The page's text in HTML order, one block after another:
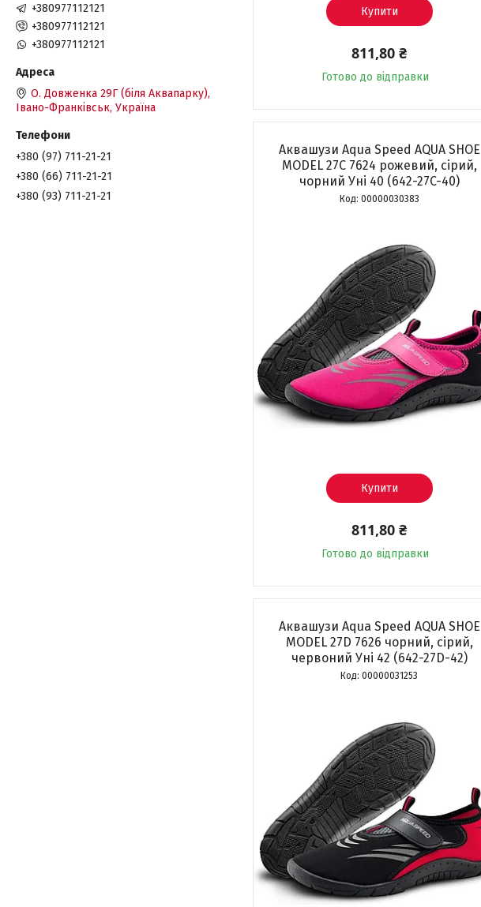
Купити
811,80 ₴
Готово до відправки
Аквашузи Aqua Speed ​​AQUA SHOE
MODEL 27C 7624 рожевий, сірий,
чорний Уні 40 (642-27C-40)
00000030383
Купити
811,80 ₴
Готово до відправки
Аквашузи Aqua Speed ​​AQUA SHOE
MODEL 27D 7626 чорний, сірий,
червоний Уні 42 (642-27D-42)
00000031253
+380977112121
+380977112121
+380977112121
О. Довженка 29Г (біля Аквапарку),
Івано-Франківськ, Україна
+380 (97) 711-21-21
+380 (66) 711-21-21
+380 (93) 711-21-21